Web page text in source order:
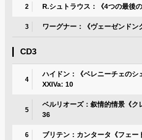
2 R.シュトラウス：《4つの最後
3 ワーグナー：《ヴェーゼンドン
CD3
4
ハイドン：《ベレニーチェのシ
XXIVa: 10
5
ベルリオーズ：叙情的情景《ク
36
6 ブリテン：カンタータ《フェー